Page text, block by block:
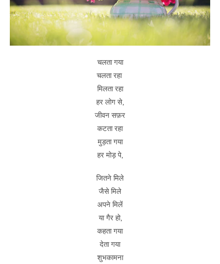
चलता गया
चलता रहा
मिलता रहा
हर लोग से,
जीवन सफ़र
कटता रहा
मुड़ता गया
हर मोड़ पे,
जितने मिले
जैसे मिले
अपने मिलें
या गैर हो,
कहता गया
देता गया
शुभकामना